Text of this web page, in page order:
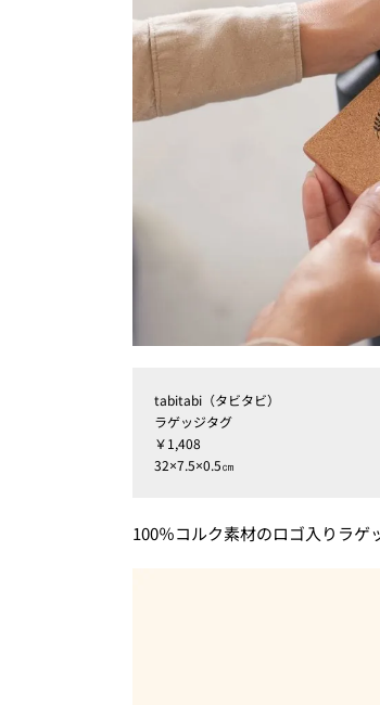
tabitabi（タビタビ）
ラゲッジタグ
￥1,408
32×7.5×0.5㎝
100％コルク素材のロゴ入りラゲ